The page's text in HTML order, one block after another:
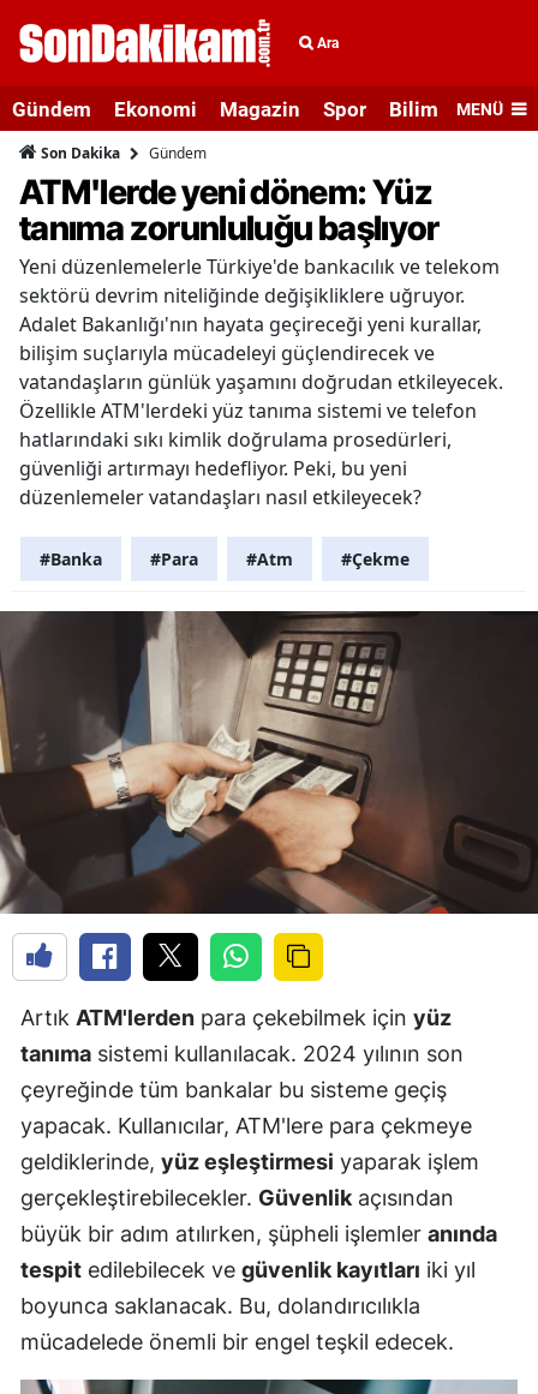
Ara
Gündem Ekonomi Magazin Spor Bilim veMENÜ
Son Dakika Gündem
ATM'lerde yeni dönem: Yüz
tanıma zorunluluğu başlıyor
Yeni düzenlemelerle Türkiye'de bankacılık ve telekom
sektörü devrim niteliğinde değişikliklere uğruyor.
Adalet Bakanlığı'nın hayata geçireceği yeni kurallar,
bilişim suçlarıyla mücadeleyi güçlendirecek ve
vatandaşların günlük yaşamını doğrudan etkileyecek.
Özellikle ATM'lerdeki yüz tanıma sistemi ve telefon
hatlarındaki sıkı kimlik doğrulama prosedürleri,
güvenliği artırmayı hedefliyor. Peki, bu yeni
düzenlemeler vatandaşları nasıl etkileyecek?
#Banka #Para #Atm #Çekme
Artık ATM'lerden para çekebilmek için yüz
tanıma sistemi kullanılacak. 2024 yılının son
çeyreğinde tüm bankalar bu sisteme geçiş
yapacak. Kullanıcılar, ATM'lere para çekmeye
geldiklerinde, yüz eşleştirmesi yaparak işlem
gerçekleştirebilecekler. Güvenlik açısından
büyük bir adım atılırken, şüpheli işlemler anında
tespit edilebilecek ve güvenlik kayıtları iki yıl
boyunca saklanacak. Bu, dolandırıcılıkla
mücadelede önemli bir engel teşkil edecek.